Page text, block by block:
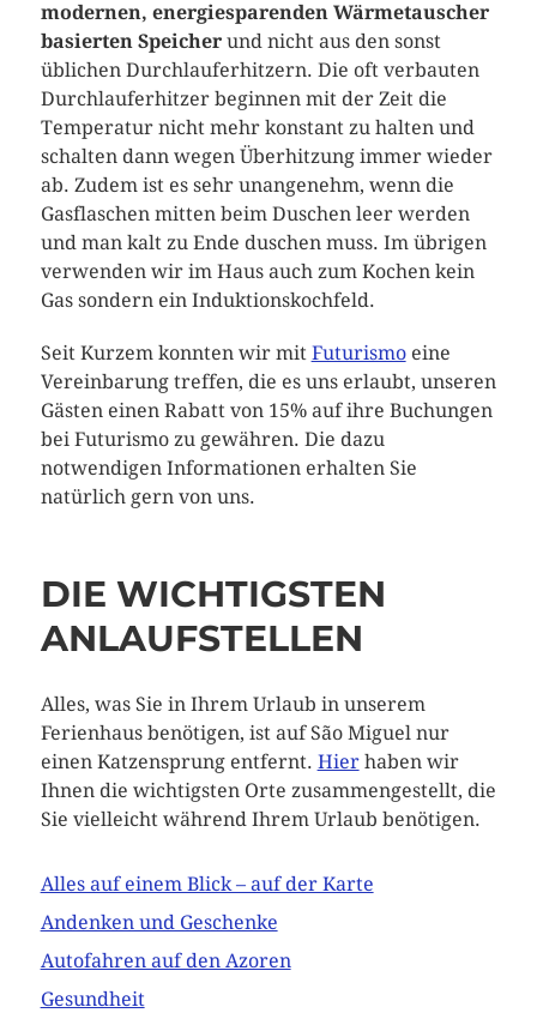
modernen, energiesparenden Wärmetauscher
basierten Speicherund nicht aus den sonst
üblichen Durchlauferhitzern. Die oft verbauten
Durchlauferhitzer beginnen mit der Zeit die
Temperatur nicht mehr konstant zu halten und
schalten dann wegen Überhitzung immer wieder
ab. Zudem ist es sehr unangenehm, wenn die
Gasflaschen mitten beim Duschen leer werden
und man kalt zu Ende duschen muss. Im übrigen
verwenden wir im Haus auch zum Kochen kein
Gas sondern ein Induktionskochfeld.
Seit Kurzem konnten wir mit Futurismoeine
Vereinbarung treffen, die es uns erlaubt, unseren
Gästen einen Rabatt von 15% auf ihre Buchungen
bei Futurismo zu gewähren. Die dazu
notwendigen Informationen erhalten Sie
natürlich gern von uns.
DIE WICHTIGSTEN
ANLAUFSTELLEN
Alles, was Sie in Ihrem Urlaub in unserem
Ferienhaus benötigen, ist auf São Miguel nur
einen Katzensprung entfernt. Hierhaben wir
Ihnen die wichtigsten Orte zusammengestellt, die
Sie vielleicht während Ihrem Urlaub benötigen.
Alles auf einem Blick – auf der Karte
Andenken und Geschenke
Autofahren auf den Azoren
Gesundheit